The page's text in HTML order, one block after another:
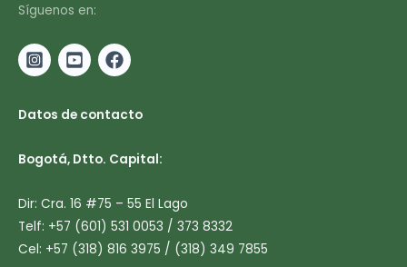
Síguenos en:
Datos de contacto
Bogotá, Dtto. Capital:
Dir: Cra. 16 #75 – 55 El Lago
Telf: +57 (601) 531 0053 / 373 8332
Cel: +57 (318) 816 3975 / (318) 349 7855